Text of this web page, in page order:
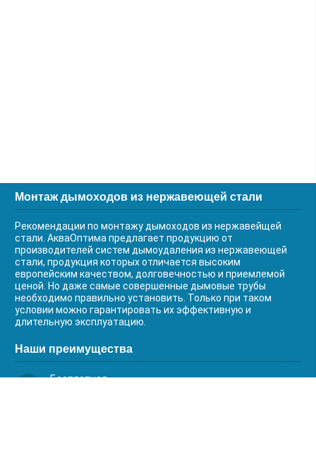
Монтаж дымоходов из нержавеющей стали
Рекомендации по монтажу дымоходов из нержавейщей
стали. АкваОптима предлагает продукцию от
производителей систем дымоудаления из нержавеющей
стали, продукция которых отличается высоким
европейским качеством, долговечностью и приемлемой
ценой. Но даже самые совершенные дымовые трубы
необходимо правильно установить. Только при таком
условии можно гарантировать их эффективную и
длительную эксплуатацию.
Наши преимущества
Бесплатная